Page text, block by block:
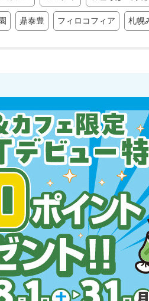
鼎泰豊 フィロコフィア 札幌